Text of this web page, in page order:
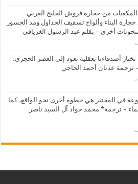
من حجارة فروش الخليج العربي
البناء وألواح تسقيف الجداول ومد الجسور
أخرى – بقلم عبد الرسول الغريافي
نختار أصدقاءنا بعقلية تعود إلى العصر الحجري،
ترجمة عدنان أحمد الحاجي
في المختبر هي خطوة أخرى نحو الواقع، كما
– ترجمة* محمد جواد آل السيد ناصر